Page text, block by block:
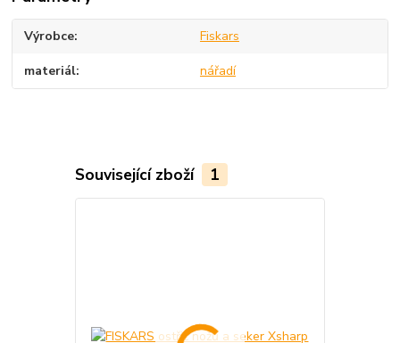
Výrobce Fiskars
materiál nářadí
Související zboží 1